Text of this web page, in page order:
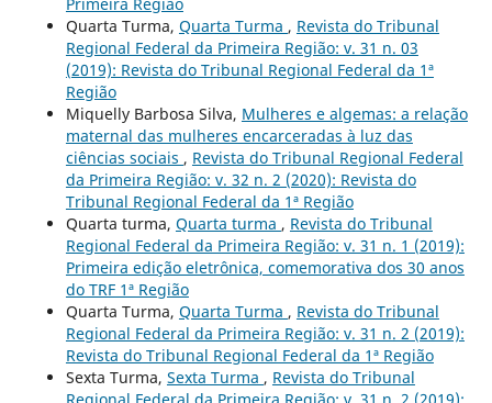
Quarta Turma, Quarta Turma , Revista do Tribunal
Regional Federal da Primeira Região: v. 31 n. 03
(2019): Revista do Tribunal Regional Federal da 1ª
Região
Miquelly Barbosa Silva, Mulheres e algemas: a relação
maternal das mulheres encarceradas à luz das
ciências sociais , Revista do Tribunal Regional Federal
da Primeira Região: v. 32 n. 2 (2020): Revista do
Tribunal Regional Federal da 1ª Região
Quarta turma, Quarta turma , Revista do Tribunal
Regional Federal da Primeira Região: v. 31 n. 1 (2019):
Primeira edição eletrônica, comemorativa dos 30 anos
do TRF 1ª Região
Quarta Turma, Quarta Turma , Revista do Tribunal
Regional Federal da Primeira Região: v. 31 n. 2 (2019):
Revista do Tribunal Regional Federal da 1ª Região
Sexta Turma, Sexta Turma , Revista do Tribunal
Regional Federal da Primeira Região: v. 31 n. 2 (2019):